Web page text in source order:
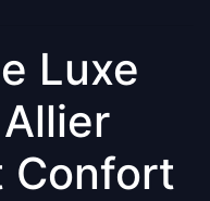
Luxe
Confort